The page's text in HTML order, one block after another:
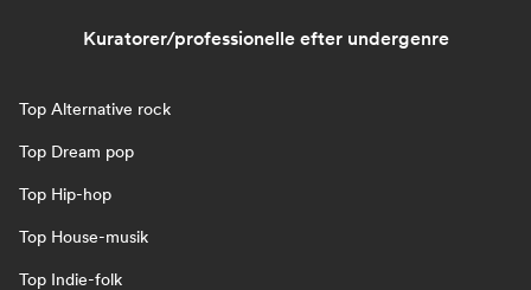
Kuratorer/professionelle efter undergenre
Top Alternative rock
Top Dream pop
Top Hip-hop
Top House-musik
Top Indie-folk